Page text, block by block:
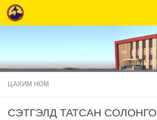
Skip to content
ЦАХИМ НОМ
СЭТГЭЛД ТАТСАН СОЛОНГО